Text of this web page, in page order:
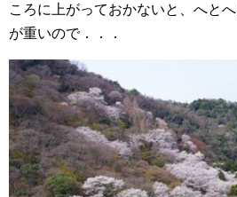
ころに上がっておかないと、へと
が重いので．．．